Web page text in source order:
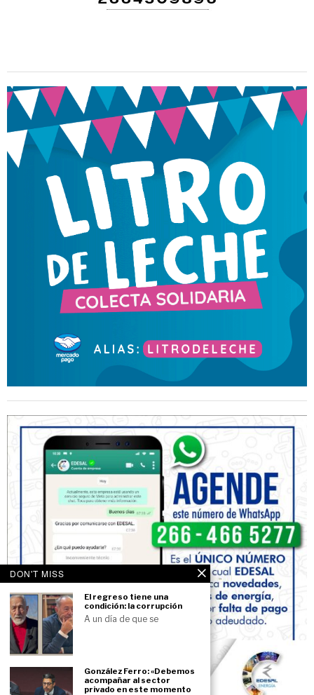
DON'T MISS
El regreso tiene una
condición: la corrupción
A un día de que se
González Ferro: «Debemos
acompañar al sector
privado en este momento